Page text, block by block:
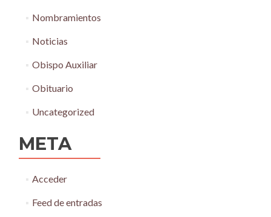
Nombramientos
Noticias
Obispo Auxiliar
Obituario
Uncategorized
META
Acceder
Feed de entradas